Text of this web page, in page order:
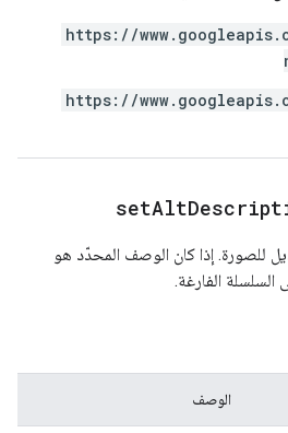
https://
https://
للصورة. إذا كان الوصف المحدّد هو
الفارغة.
الوصف